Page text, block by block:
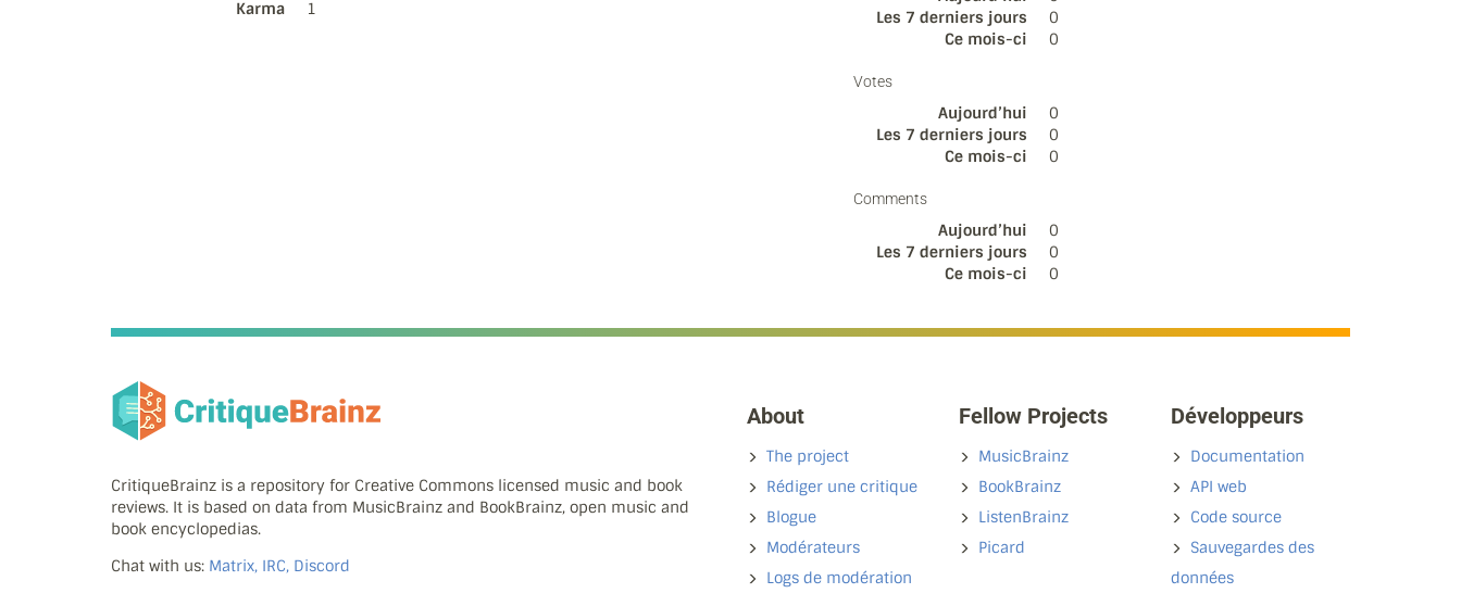
Karma
1
Les 7 derniers jours
0
Ce mois-ci
0
Votes
Aujourd’hui
0
Les 7 derniers jours
0
Ce mois-ci
0
Comments
Aujourd’hui
0
Les 7 derniers jours
0
Ce mois-ci
0
CritiqueBrainz is a repository for Creative Commons licensed music and book
reviews. It is based on data from MusicBrainz and BookBrainz, open music and
book encyclopedias.
Chat with us: Matrix, IRC, Discord
About
The project
Rédiger une critique
Blogue
Modérateurs
Logs de modération
Fellow Projects
MusicBrainz
BookBrainz
ListenBrainz
Picard
Développeurs
Documentation
API web
Code source
Sauvegardes des
données